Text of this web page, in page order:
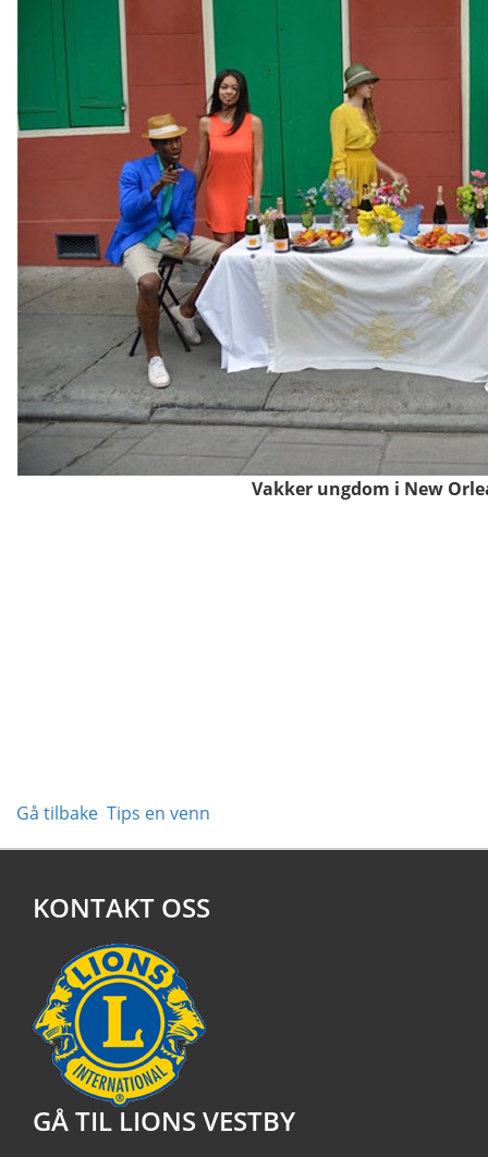
Vakker ungdom i New
Gå tilbake Tips en venn
KONTAKT OSS
GÅ TIL LIONS VESTBY